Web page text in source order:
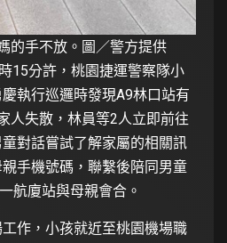
的手不放。圖／警方提供
15分許，桃園捷運警察隊小
執行巡邏時發現A9林口站有
人失散，林員等2人立即前往
對話嘗試了解家屬的相關訊
手機號碼，聯繫後陪同男童
航廈站與母親會合。
作，小孩就近至桃園機場職